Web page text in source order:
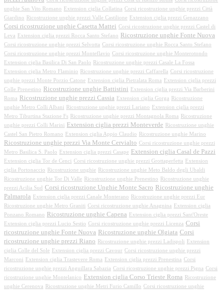
unghie San Vito Romano
Extension ciglia Collatina Corsi ricostruzione unghie prezzi Città
Giardino
Ricostruzione unghie prezzi Valle Castilione Extension ciglia prezzi Genazzano
Corsi ricostruzione unghie Casetta Mattei Corsi ricostruzione unghie prezzi Castel di
Leva
Extension ciglia prezzi Rocca Santo Stefano Ricostruzione unghie Fonte Nuova
Corsi ricostruzione unghie prezzi Selvotta Corsi ricostruzione unghie Rocca Santo Stefano
Corsi ricostruzione unghie prezzi Monteflavio Corsi ricostruzione unghie Monterotondo
Extension ciglia Basilica Di San Paolo
Ricostruzione unghie prezzi Casale La Fossa
Extension ciglia Metro Flaminio
Ricostruzione unghie prezzi Caffarella Corsi ricostruzione
unghie prezzi Monte Porzio Catone
Extension ciglia Pietralata Roma
Extension ciglia prezzi
Colle Prenestino
Ricostruzione unghie Battistini
Extension ciglia prezzi Via Barberini
Roma
Ricostruzione unghie prezzi Cassia Extension ciglia Gorga
Ricostruzione
unghie Metro Colli Albani
Ricostruzione unghie prezzi Lariano
Extension ciglia prezzi
Metro Tiburtina Stazione Fs
Ricostruzione unghie prezzi Montagnola Roma
Ricostruzione
unghie prezzi Colli Marini
Extension ciglia prezzi Monteverde
Ricostruzione unghie
Castel San Pietro Romano
Extension ciglia Appio Claudio Ricostruzione unghie Marino
Ricostruzione unghie prezzi Via Monte Cervialto Corsi ricostruzione unghie prezzi
Metro Basilica S. Paolo
Extension ciglia prezzi Casape Extension ciglia Casal de Pazzi
Extension ciglia Tor de Cenci Corsi ricostruzione unghie prezzi Grottaperfetta
Extension
ciglia Portonaccio
Ricostruzione unghie
Ricostruzione unghie Meto Baldo degli Ubaldi
Ricostruzione unghie Tor Di Valle
Ricostruzione unghie Prenestino
Ricostruzione unghie
prezzi Acilia Sud
Corsi ricostruzione Unghie Monte Sacro Ricostruzione unghie
Palmarola
Extension ciglia prezzi Canale Monterano
Ricostruzione unghie prezzi Eur
Ricostruzione unghie Metro Graniti Corsi ricostruzione unghie Anagnina
Extension ciglia
Ponzano Romano
Ricostruzione unghie Capena
Extension ciglia prezzi Sant'Oreste
Extension ciglia prezzi Lucio Sestio Corsi ricostruzione unghie prezzi Licenza Corsi
ricostruzione unghie Fonte Nuova Ricostruzione unghie Olgiata Corsi
ricostruzione unghie prezzi Riano
Ricostruzione unghie prezzi Ladispoli
Extension
ciglia Colle del Sole
Extension ciglia prezzi Cavour Corsi ricostruzione unghie prezzi
Marconi
Extension ciglia Trastevere Roma Extension ciglia prezzi Prenestina Corsi
ricostruzione unghie prezzi Anguillara Sabazia Corsi ricostruzione unghie prezzi Pigna Corsi
ricostruzione unghie Montelanico
Extension ciglia Corso Trieste Roma
Ricostruzione
unghie Cerenova
Ricostruzione unghie Metri Furio Camillo Corsi ricostruzione unghie